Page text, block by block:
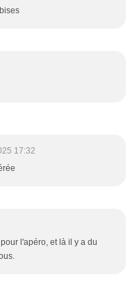
17:32
l'apéro, et là il y a du